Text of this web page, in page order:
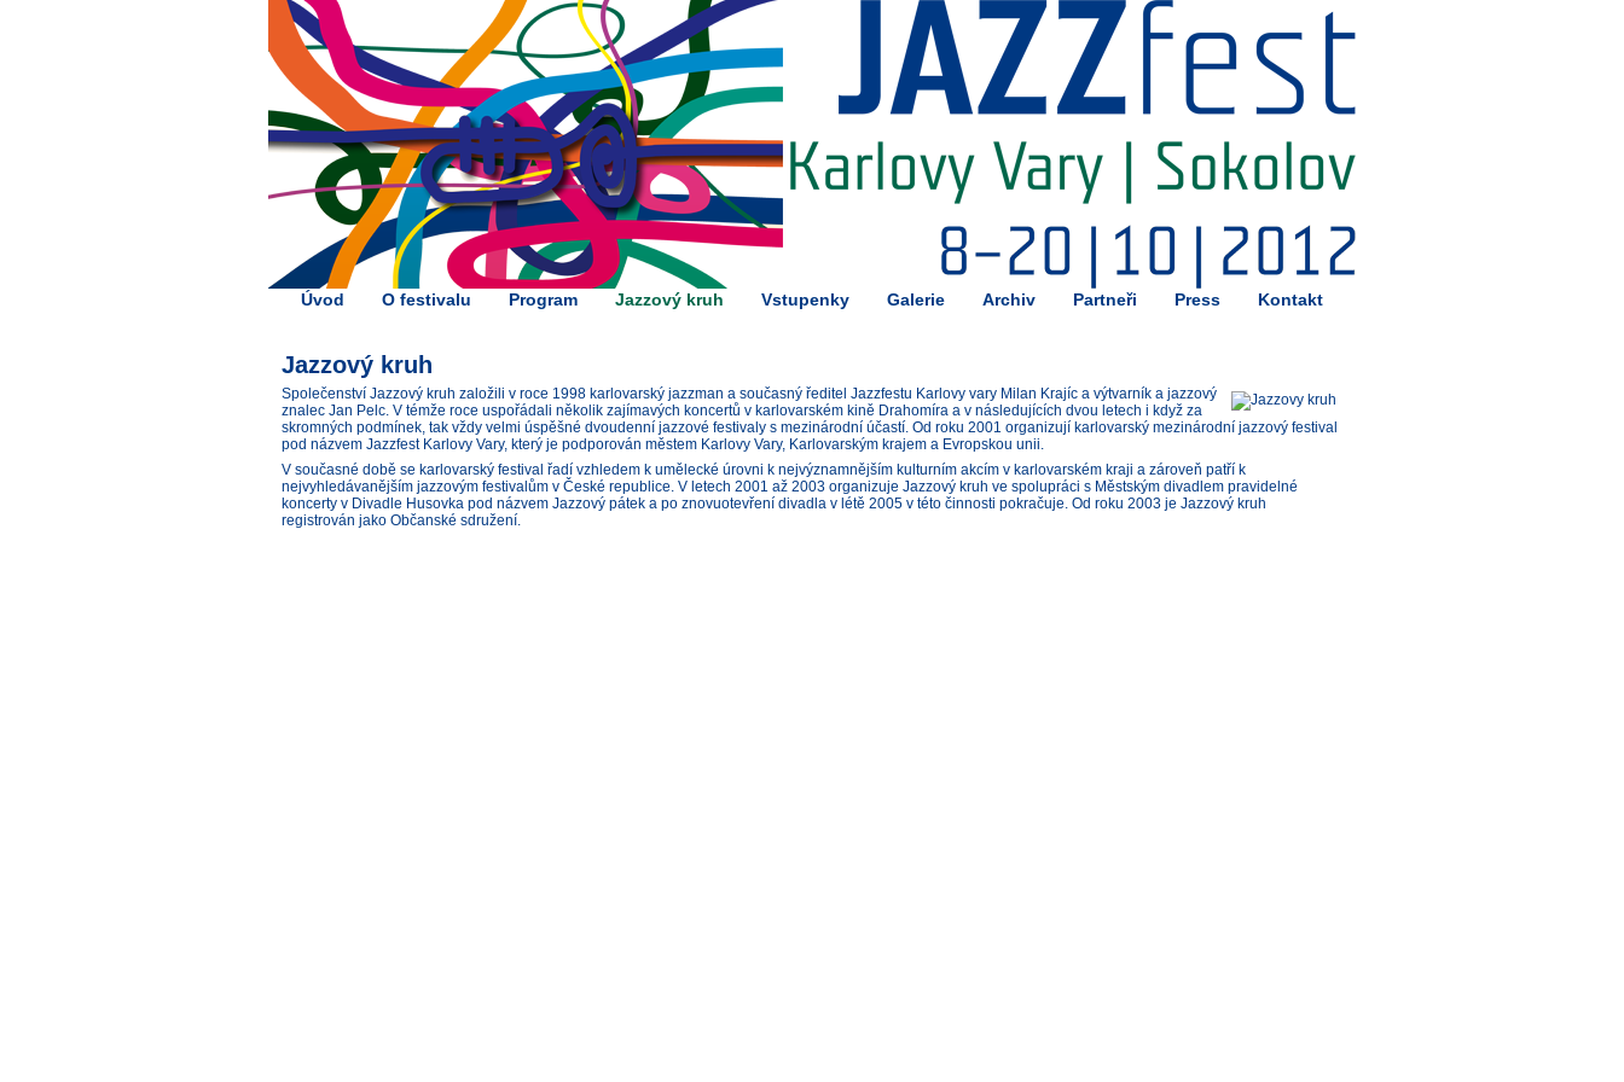
Úvod O festivalu Program Jazzový kruh Vstupenky Galerie Archiv Partneři Press Kontakt
Jazzový kruh
Společenství Jazzový kruh založili v roce 1998 karlovarský jazzman a současný ředitel Jazzfestu Karlovy vary Milan Krajíc a výtvarník a jazzový
znalec Jan Pelc. V témže roce uspořádali několik zajímavých koncertů v karlovarském kině Drahomíra a v následujících dvou letech i když za
skromných podmínek, tak vždy velmi úspěšné dvoudenní jazzové festivaly s mezinárodní účastí. Od roku 2001 organizují karlovarský mezinárodní jazzový festival
pod názvem Jazzfest Karlovy Vary, který je podporován městem Karlovy Vary, Karlovarským krajem a Evropskou unii.
V současné době se karlovarský festival řadí vzhledem k umělecké úrovni k nejvýznamnějším kulturním akcím v karlovarském kraji a zároveň patří k
nejvyhledávanějším jazzovým festivalům v České republice. V letech 2001 až 2003 organizuje Jazzový kruh ve spolupráci s Městským divadlem pravidelné
koncerty v Divadle Husovka pod názvem Jazzový pátek a po znovuotevření divadla v létě 2005 v této činnosti pokračuje. Od roku 2003 je Jazzový kruh
registrován jako Občanské sdružení.